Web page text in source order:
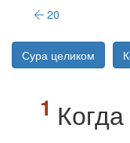
20
Сура целиком